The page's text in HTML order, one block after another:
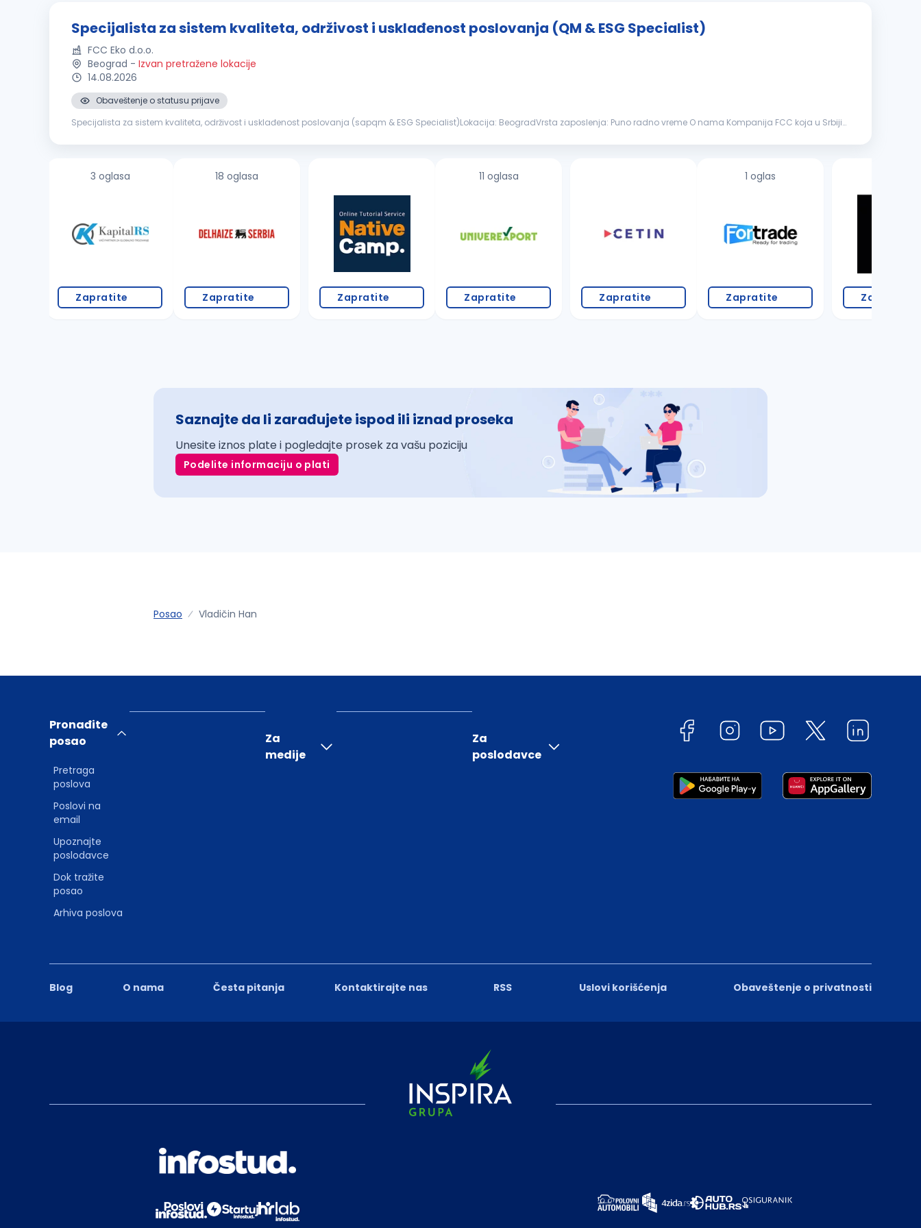
Specijalista za sistem kvaliteta, održivost i usklađenost poslovanja (QM & ESG Specialist)
FCC Eko d.o.o.
Beograd - Izvan pretražene lokacije
14.08.2026
Obaveštenje o statusu prijave
Specijalista za sistem kvaliteta, održivost i usklađenost poslovanja (sapqm & ESG Specialist)Lokacija: BeogradVrsta zaposlenja: Puno radno vreme O nama Kompanija FCC koja u Srbiji
3 oglasa
Zapratite
18 oglasa
Zapratite Zapratite
11 oglasa
Zapratite Zapratite
1 oglas
Zapratite Zapratite
Saznajte da li zarađujete ispod ili iznad proseka
Unesite iznos plate i pogledajte prosek za vašu poziciju
Podelite informaciju o plati
Posao Vladičin Han
Blog O nama Česta pitanja Kontaktirajte nas RSS Uslovi korišćenja Obaveštenje o privatnosti
Pronađite
posao
Pretraga
poslova
Poslovi na
email
Upoznajte
poslodavce
Dok tražite
posao
Arhiva poslova
Za
medije
Za
poslodavce